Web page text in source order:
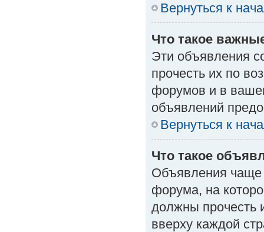
Вернуться к
Что такое
Эти объявления
прочесть их по
форумов и в
объявлений
Вернуться к
Что такое
Объявления
форума, на
должны прочесть
вверху каждой